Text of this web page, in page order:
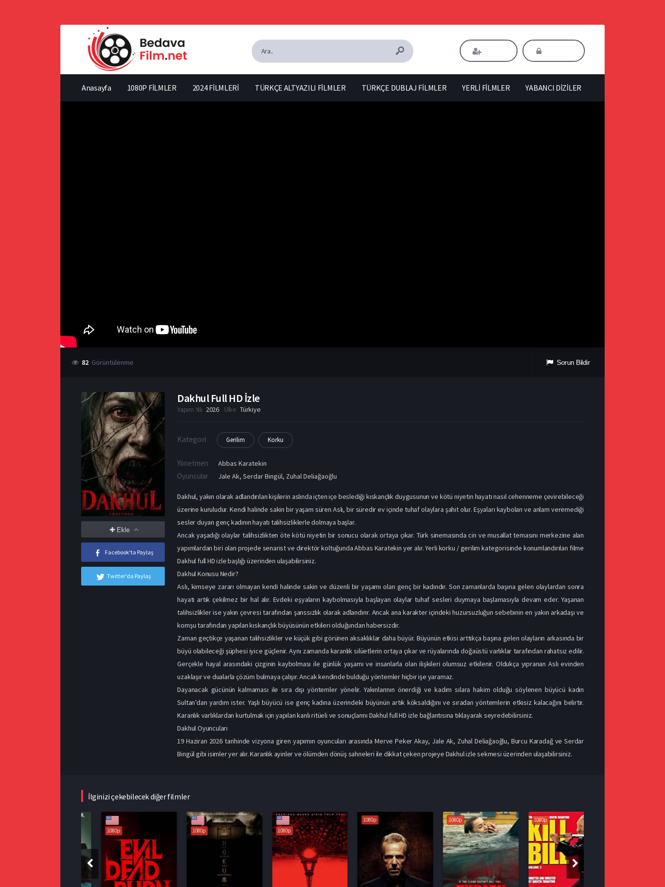
Anasayfa 1080P FİLMLER 2024 FİLMLERİ TÜRKÇE ALTYAZILI FİLMLER TÜRKÇE DUBLAJ FİLMLER YERLİ FİLMLER YABANCI DİZİLER
82 Görüntülenme Sorun Bildir
Ekle
Facebook'ta Paylaş
Twitter'da Paylaş
Dakhul Full HD İzle
Yapım Yılı 2026 Ülke Türkiye
Kategori Gerilim Korku
Yönetmen Abbas Karatekin
Oyuncular Jale Ak,Serdar Bingül, Zuhal Deliağaoğlu
Dakhul, yakın olarak adlandırılan kişilerin aslında içten içe beslediği kıskançlık duygusunun ve kötü niyetin hayatı nasıl cehenneme çevirebileceği
üzerine kuruludur. Kendi halinde sakin bir yaşam süren Aslı, bir süredir ev içinde tuhaf olaylara şahit olur. Eşyaları kaybolan ve anlam veremediği
sesler duyan genç kadının hayatı talihsizliklerle dolmaya başlar.
Ancak yaşadığı olaylar talihsizlikten öte kötü niyetin bir sonucu olarak ortaya çıkar. Türk sinemasında cin ve musallat temasını merkezine alan
yapımlardan biri olan projede senarist ve direktör koltuğunda Abbas Karatekin yer alır. Yerli korku / gerilim kategorisinde konumlandırılan filme
Dakhul full HD izle başlığı üzerinden ulaşabilirsiniz.
Dakhul Konusu Nedir?
Aslı, kimseye zararı olmayan kendi halinde sakin ve düzenli bir yaşamı olan genç bir kadındır. Son zamanlarda başına gelen olaylardan sonra
hayatı artık çekilmez bir hal alır. Evdeki eşyaların kaybolmasıyla başlayan olaylar tuhaf sesleri duymaya başlamasıyla devam eder. Yaşanan
talihsizlikler ise yakın çevresi tarafından şanssızlık olarak adlandırır. Ancak ana karakter içindeki huzursuzluğun sebebinin en yakın arkadaşı ve
komşu tarafından yapılan kıskançlık büyüsünün etkileri olduğundan habersizdir.
Zaman geçtikçe yaşanan talihsizlikler ve küçük gibi görünen aksaklıklar daha büyür. Büyünün etkisi arttıkça başına gelen olayların arkasında bir
büyü olabileceği şüphesi iyice güçlenir. Aynı zamanda karanlık silüetlerin ortaya çıkar ve rüyalarında doğaüstü varlıklar tarafından rahatsız edilir.
Gerçekle hayal arasındaki çizginin kaybolması ile günlük yaşamı ve insanlarla olan ilişkileri olumsuz etkilenir. Oldukça yıpranan Aslı evinden
uzaklaşır ve dualarla çözüm bulmaya çalışır. Ancak kendinde bulduğu yöntemler hiçbir işe yaramaz.
Dayanacak gücünün kalmaması ile sıra dışı yöntemler yönelir. Yakınlarının önerdiği ve kadim sılara hakim olduğu söylenen büyücü kadın
Sultan’dan yardım ister. Yaşlı büyücü ise genç kadına üzerindeki büyünün artık köksaldığını ve sıradan yöntemlerin etkisiz kalacağını belirtir.
Karanlık varlıklardan kurtulmak için yapılan kanlı ritüeli ve sonuçlarını Dakhul full HD izle bağlantısına tıklayarak seyredebilirsiniz.
Dakhul Oyuncuları
19 Haziran 2026 tarihinde vizyona giren yapımın oyuncuları arasında Merve Peker Akay, Jale Ak, Zuhal Deliağaoğlu, Burcu Karadağ ve Serdar
Bingül gibi isimler yer alır. Karanlık ayinler ve ölümden dönüş sahneleri ile dikkat çeken projeye Dakhul izle sekmesi üzerinden ulaşabilirsiniz.
İlginizi çekebilecek diğer filmler
1080p
1080p 1080p